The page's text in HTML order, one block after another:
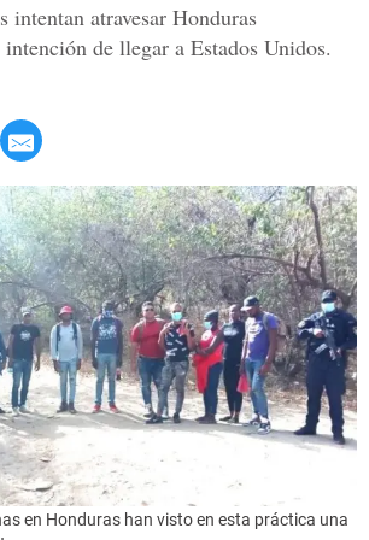
intentan atravesar Honduras
de llegar a Estados Unidos.
en Honduras han visto en esta práctica una